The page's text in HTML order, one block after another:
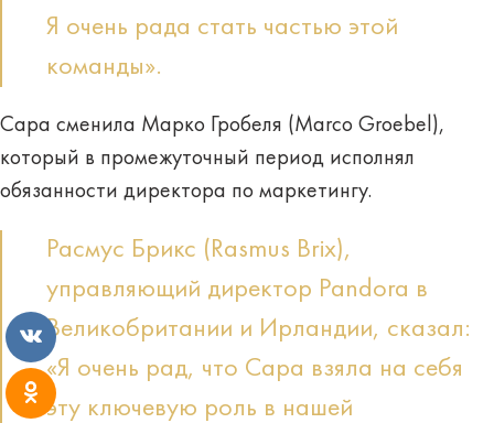
Я очень рада стать частью этой
команды».
Сара сменила Марко Гробеля (Marco Groebel),
который в промежуточный период исполнял
обязанности директора по маркетингу.
Расмус Брикс (Rasmus Brix),
управляющий директор Pandora в
Великобритании и Ирландии, сказал:
«Я очень рад, что Сара взяла на себя
эту ключевую роль в нашей